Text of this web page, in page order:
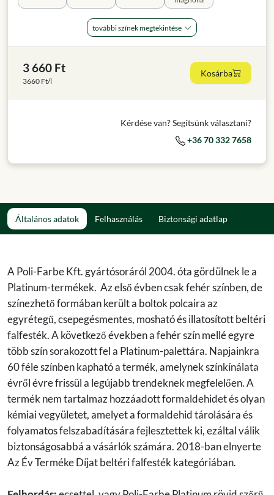
további színek megtekintése
3 660 Ft
3660 Ft/l
Kosárba
Kérdése van? Segítsünk választani?
+36 70 332 7658
Általános adatok Felhasználás Biztonsági adatlap
A Poli-Farbe Kft. gyártósoráról 2004. óta gördülnek le a
Platinum-termékek. Az első évben csak fehér színben, de
színezhető formában került a boltok polcaira az
egyrétegű, csepegésmentes, mosható és illatosított beltéri
falfesték. A következő években a fehér szín mellé egyre
több szín sorakozott fel a Platinum-palettára. Napjainkra
60 féle színben kapható a termék, amelynek színkínálata
évről évre frissül a legújabb trendeknek megfelelően. A
termék nem tartalmaz hozzáadott formaldehidet és olyan
kémiai vegyületet, amelyet a formaldehid tárolására és
folyamatos felszabadítására fejlesztettek ki, ezáltal válik
biztonságosabbá a vásárlók számára. 2018-ban elnyerte
Az Év Terméke Díjat beltéri falfesték kategóriában.